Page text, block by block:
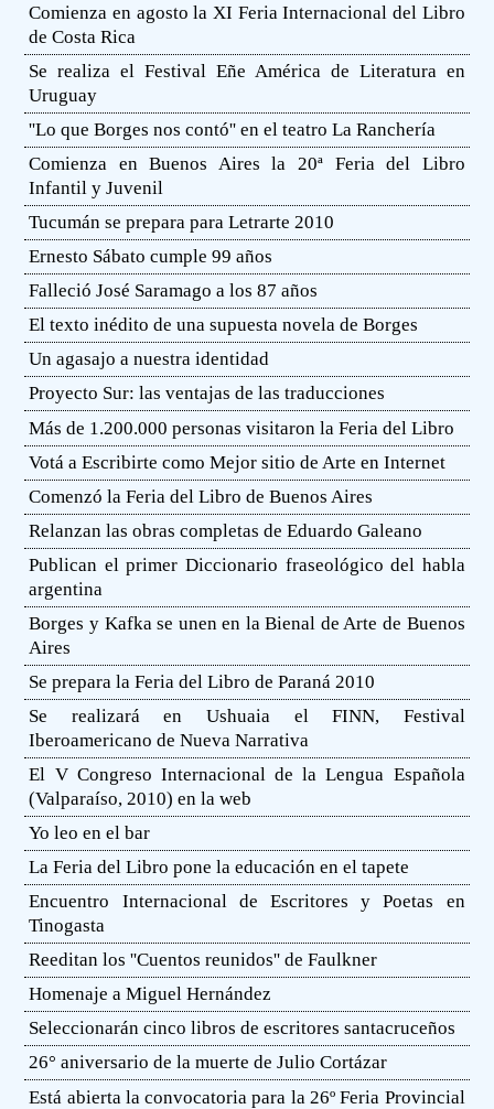
Comienza en agosto la XI Feria Internacional del Libro
de Costa Rica
Se realiza el Festival Eñe América de Literatura en
Uruguay
''Lo que Borges nos contó'' en el teatro La Ranchería
Comienza en Buenos Aires la 20ª Feria del Libro
Infantil y Juvenil
Tucumán se prepara para Letrarte 2010
Ernesto Sábato cumple 99 años
Falleció José Saramago a los 87 años
El texto inédito de una supuesta novela de Borges
Un agasajo a nuestra identidad
Proyecto Sur: las ventajas de las traducciones
Más de 1.200.000 personas visitaron la Feria del Libro
Votá a Escribirte como Mejor sitio de Arte en Internet
Comenzó la Feria del Libro de Buenos Aires
Relanzan las obras completas de Eduardo Galeano
Publican el primer Diccionario fraseológico del habla
argentina
Borges y Kafka se unen en la Bienal de Arte de Buenos
Aires
Se prepara la Feria del Libro de Paraná 2010
Se realizará en Ushuaia el FINN, Festival
Iberoamericano de Nueva Narrativa
El V Congreso Internacional de la Lengua Española
(Valparaíso, 2010) en la web
Yo leo en el bar
La Feria del Libro pone la educación en el tapete
Encuentro Internacional de Escritores y Poetas en
Tinogasta
Reeditan los ''Cuentos reunidos'' de Faulkner
Homenaje a Miguel Hernández
Seleccionarán cinco libros de escritores santacruceños
26° aniversario de la muerte de Julio Cortázar
Está abierta la convocatoria para la 26º Feria Provincial